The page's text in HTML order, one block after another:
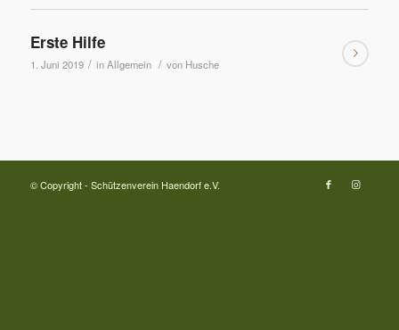
Erste Hilfe
1. Juni 2019 / inAllgemein / von Husche
© Copyright - Schützenverein Haendorf e.V.